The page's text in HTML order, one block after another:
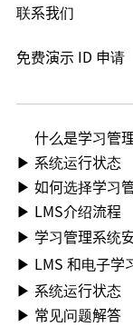
免费演示 ID 申请
联系我们
什么是学习管
▶ 系统运行状态
▶ 如何选择学习
▶ LMS介绍流程
▶ 学习管理系统
▶ LMS 和电子学
▶ 系统运行状态
▶ 常见问题解答